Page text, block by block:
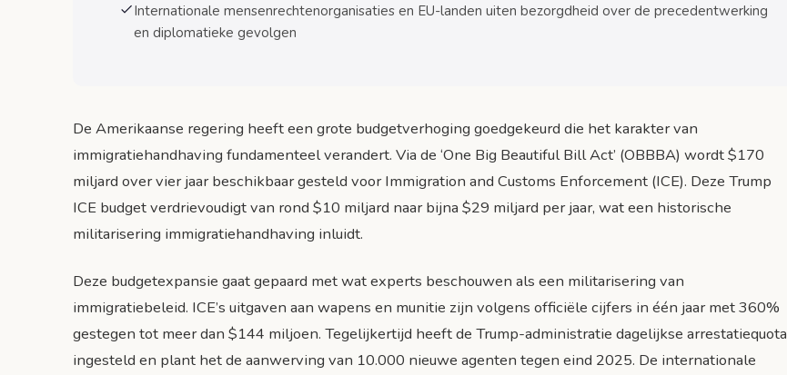
Toekomstperspectieven en mogelijke scenario’s
Scenario 3: Juridische uitdagingen en beperkingen
Veelgestelde vragen over ICE-budgetverdrievoudiging
Veelgestelde vragen
Conclusie: Een nieuwe era in immigratiehandhaving
Internationale mensenrechtenorganisaties en EU-landen uiten bezorgdheid over de precedentwerking
en diplomatieke gevolgen
De Amerikaanse regering heeft een grote budgetverhoging goedgekeurd die het karakter van
immigratiehandhaving fundamenteel verandert. Via de ‘One Big Beautiful Bill Act’ (OBBBA) wordt $170
miljard over vier jaar beschikbaar gesteld voor Immigration and Customs Enforcement (ICE). Deze Trump
ICE budget verdrievoudigt van rond $10 miljard naar bijna $29 miljard per jaar, wat een historische
militarisering immigratiehandhaving inluidt.
Deze budgetexpansie gaat gepaard met wat experts beschouwen als een militarisering van
immigratiebeleid. ICE’s uitgaven aan wapens en munitie zijn volgens officiële cijfers in één jaar met 360%
gestegen tot meer dan $144 miljoen. Tegelijkertijd heeft de Trump-administratie dagelijkse arrestatiequota
ingesteld en plant het de aanwerving van 10.000 nieuwe agenten tegen eind 2025. De internationale